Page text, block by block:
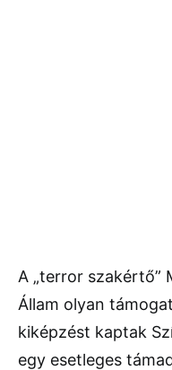
A „terror szakértő”
Állam olyan
kiképzést kaptak
egy esetleges